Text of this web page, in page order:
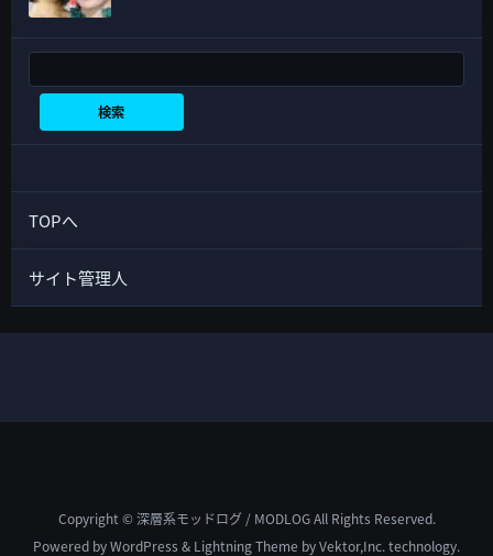
検索
TOPへ
サイト管理人
Copyright © 深層系モッドログ / MODLOG All Rights Reserved.
Powered byWordPress & Lightning Theme by Vektor,Inc. technology.